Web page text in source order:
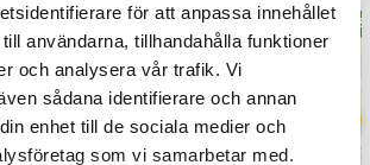
för att anpassa innehållet
användarna, tillhandahålla funktioner
och analysera vår trafik. Vi
sådana identifierare och annan
enhet till de sociala medier och
som vi samarbetar med.